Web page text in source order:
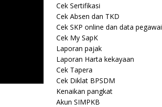
Cek Sertifikasi
Cek Absen dan TKD
Cek SKP online dan data pegawai
Cek My SapK
Laporan pajak
Laporan Harta kekayaan
Cek Tapera
Cek Diklat BPSDM
Kenaikan pangkat
Akun SIMPKB